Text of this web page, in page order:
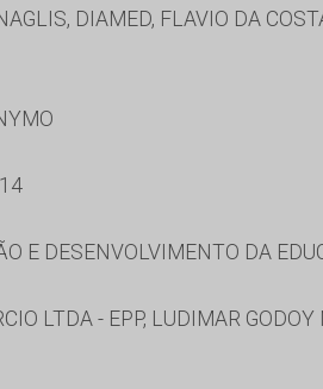
DIAMED, FLAVIO DA
E DESENVOLVIMENTO DA
LTDA - EPP, LUDIMAR